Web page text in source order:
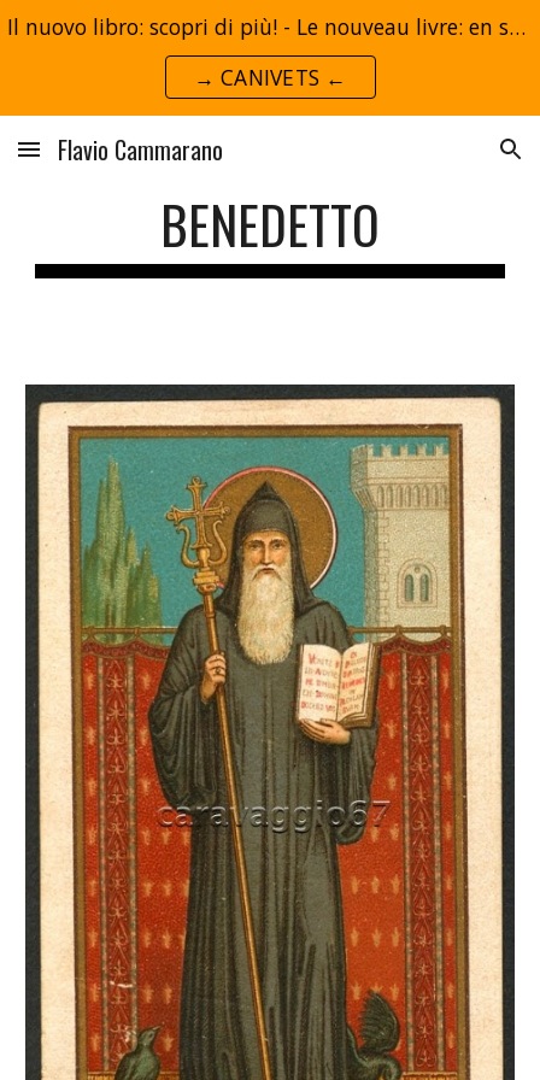
Skip to main content
Il nuovo libro: scopri di più! - Le nouveau livre: en savoir plus!
→ CANIVETS ←
Flavio Cammarano
BENEDETTO